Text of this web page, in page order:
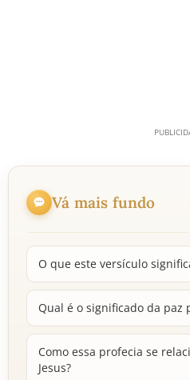
Vá mais fundo
O que este versículo
Qual é o significado da paz
Como essa profecia se
Jesus?